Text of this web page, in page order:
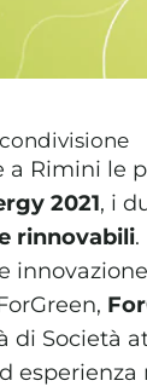
Rimini le
2021, i
rinnovabili.
di Società
esperienza